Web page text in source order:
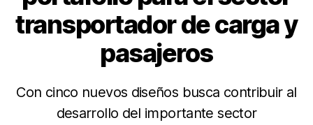
transportador de carga y
pasajeros
Con cinco nuevos diseños busca contribuir al
desarrollo del importante sector